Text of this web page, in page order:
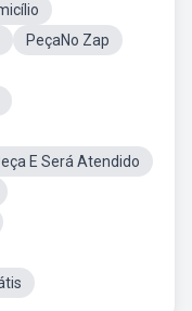
PeçaNo Zap
E Será Atendido